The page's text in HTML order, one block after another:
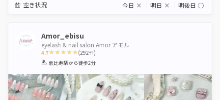
空き状況 今日 × 明日 × 明後日 ◯
Amor_ebisu
eyelash & nail salon Amor アモル
4.7
1 2 3 4 5
(292件)
恵比寿駅から徒歩2分